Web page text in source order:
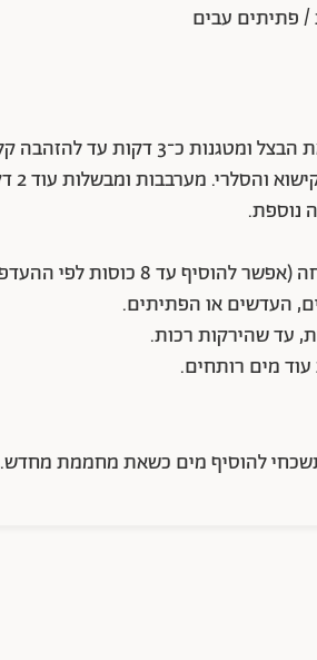
/ פתיתים עבים
להוסיף מים כשאת מחממת מחדש.